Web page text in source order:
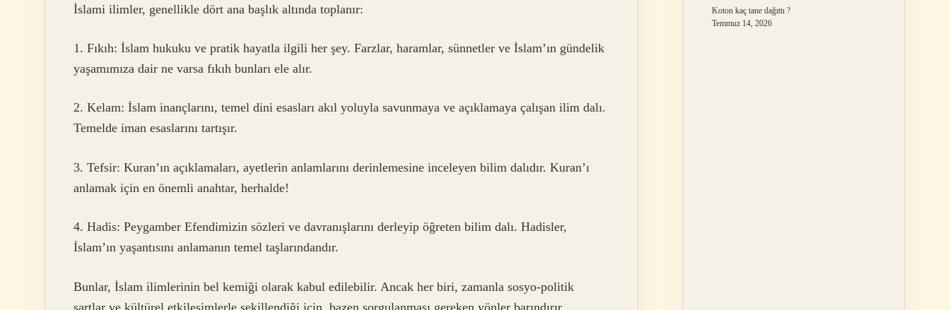
İslami ilimler, genellikle dört ana başlık altında toplanır:
1. Fıkıh: İslam hukuku ve pratik hayatla ilgili her şey. Farzlar, haramlar, sünnetler ve İslam’ın gündelik
yaşamımıza dair ne varsa fıkıh bunları ele alır.
2. Kelam: İslam inançlarını, temel dini esasları akıl yoluyla savunmaya ve açıklamaya çalışan ilim dalı.
Temelde iman esaslarını tartışır.
3. Tefsir: Kuran’ın açıklamaları, ayetlerin anlamlarını derinlemesine inceleyen bilim dalıdır. Kuran’ı
anlamak için en önemli anahtar, herhalde!
4. Hadis: Peygamber Efendimizin sözleri ve davranışlarını derleyip öğreten bilim dalı. Hadisler,
İslam’ın yaşantısını anlamanın temel taşlarındandır.
Bunlar, İslam ilimlerinin bel kemiği olarak kabul edilebilir. Ancak her biri, zamanla sosyo-politik
şartlar ve kültürel etkileşimlerle şekillendiği için, bazen sorgulanması gereken yönler barındırır.
Koton kaç tane dağıttı ?
Temmuz 14, 2026